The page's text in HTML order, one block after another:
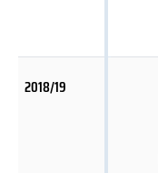
2018/19